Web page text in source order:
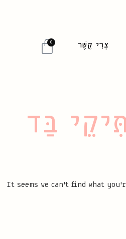
צְרִי קֶשֶׁר​ 0
תִּיקֵי בַּד
It seems we can't find what